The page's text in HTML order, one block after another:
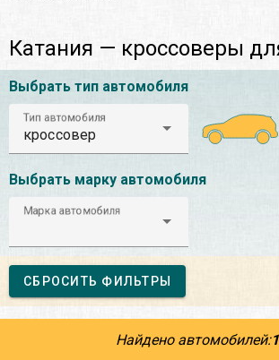
Катания — кроссоверы
Выбрать тип автомобиля
Тип автомобиля
кроссовер
Выбрать марку автомобиля
Марка автомобиля
СБРОСИТЬ ФИЛЬТРЫ
Найдено автомобилей: